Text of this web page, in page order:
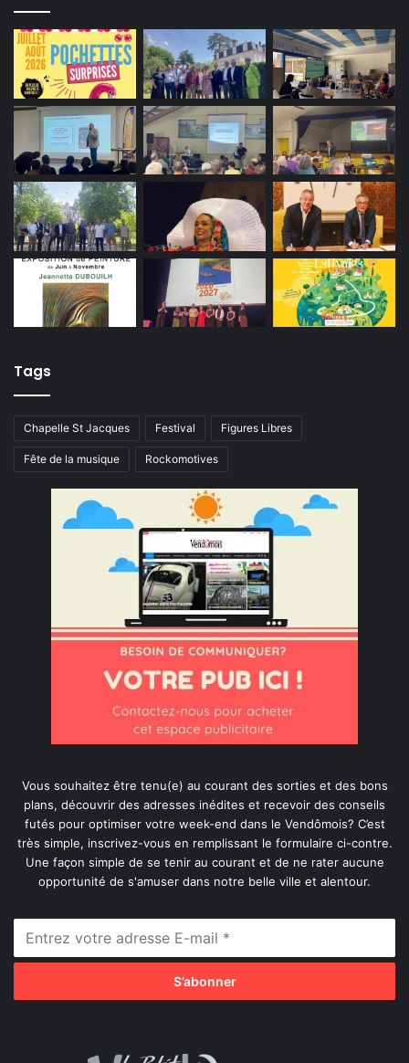
Tags
Chapelle St Jacques Festival Figures Libres
Fête de la musique Rockomotives
Vous souhaitez être tenu(e) au courant des sorties et des bons
plans, découvrir des adresses inédites et recevoir des conseils
futés pour optimiser votre week-end dans le Vendômois? C’est
très simple, inscrivez-vous en remplissant le formulaire ci-contre.
Une façon simple de se tenir au courant et de ne rater aucune
opportunité de s'amuser dans notre belle ville et alentour.